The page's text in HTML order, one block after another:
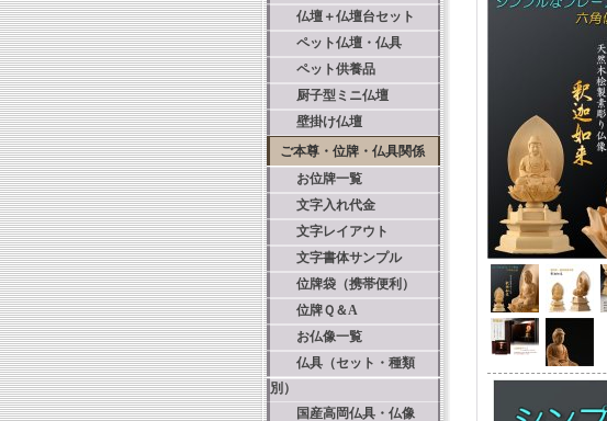
仏壇＋仏壇台セット
ペット仏壇・仏具
ペット供養品
厨子型ミニ仏壇
壁掛け仏壇
ご本尊・位牌・仏具関係
お位牌一覧
文字入れ代金
文字レイアウト
文字書体サンプル
位牌袋（携帯便利）
位牌Ｑ＆A
お仏像一覧
仏具（セット・種類
別）
国産高岡仏具・仏像